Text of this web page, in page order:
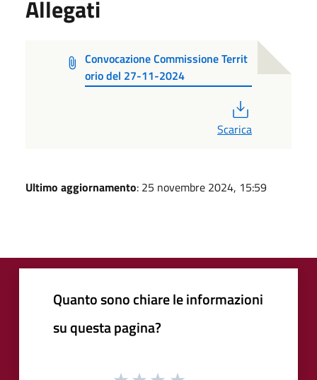
Allegati
Convocazione Commissione Territ
orio del 27-11-2024
Scarica
Ultimo aggiornamento: 25 novembre 2024, 15:59
Quanto sono chiare le informazioni
su questa pagina?